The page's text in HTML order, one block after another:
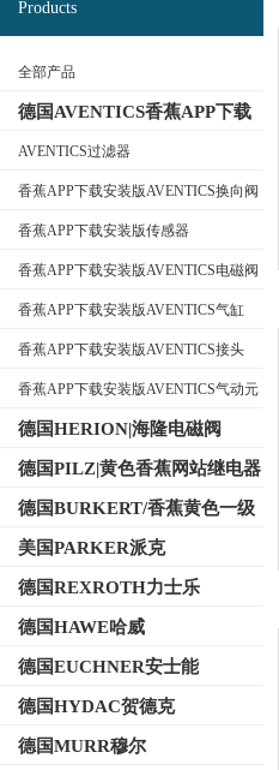
Products
全部产品
德国AVENTICS香蕉APP下载
安装版
AVENTICS过滤器
香蕉APP下载安装版AVENTICS换向阀
香蕉APP下载安装版传感器
香蕉APP下载安装版AVENTICS电磁阀
香蕉APP下载安装版AVENTICS气缸
香蕉APP下载安装版AVENTICS接头
香蕉APP下载安装版AVENTICS气动元
德国HERION|海隆电磁阀
德国PILZ|黄色香蕉网站继电器
德国BURKERT/香蕉黄色一级
视频电磁阀
美国PARKER派克
德国REXROTH力士乐
德国HAWE哈威
德国EUCHNER安士能
德国HYDAC贺德克
德国MURR穆尔